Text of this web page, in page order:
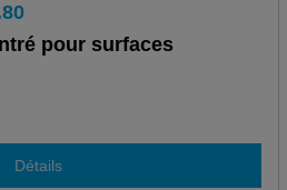
pour surfaces
Détails